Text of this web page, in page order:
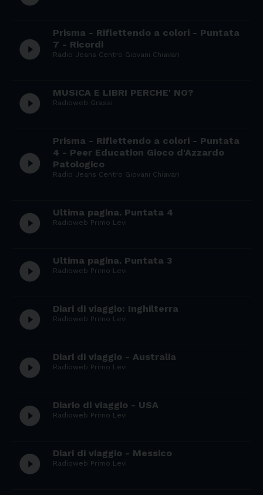
play_circle_filled
Prisma - Riflettendo a colori - Puntata
7 - Ricordi
Radio Jeans Centro Giovani Chiavari
play_circle_filled MUSICA E LIBRI PERCHE' NO?
Radioweb Grassi
play_circle_filled
Prisma - Riflettendo a colori - Puntata
4 - Peer Education Gioco d'Azzardo
Patologico
Radio Jeans Centro Giovani Chiavari
play_circle_filled Ultima pagina. Puntata 4
Radioweb Primo Levi
play_circle_filled Ultima pagina. Puntata 3
Radioweb Primo Levi
play_circle_filled Diari di viaggio: Inghilterra
Radioweb Primo Levi
play_circle_filled Diari di viaggio - Australia
Radioweb Primo Levi
play_circle_filled Diario di viaggio - USA
Radioweb Primo Levi
play_circle_filled Diari di viaggio - Messico
Radioweb Primo Levi